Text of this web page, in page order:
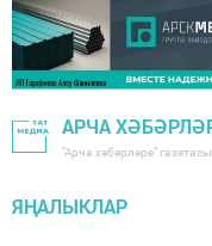
АРЧА
"Арча хәбәрләре"
ЯҢАЛЫКЛАР